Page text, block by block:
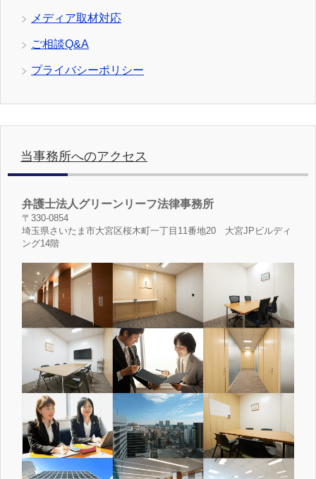
メディア取材対応
ご相談Q&A
プライバシーポリシー
当事務所へのアクセス
弁護士法人グリーンリーフ法律事務所
〒330-0854
埼玉県さいたま市大宮区桜木町一丁目11番地20 大宮JPビルディ
ング14階